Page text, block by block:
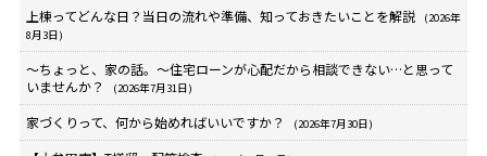
上棟ってどんな日？当日の流れや準備、知っておきたいことを解説
(2026年
8月3日)
～ちょっと、家の話。～住宅ローンが心配だから相談できない…と思って
いませんか？
(2026年7月31日)
家づくりって、何から始めればいいですか？ (2026年7月30日)